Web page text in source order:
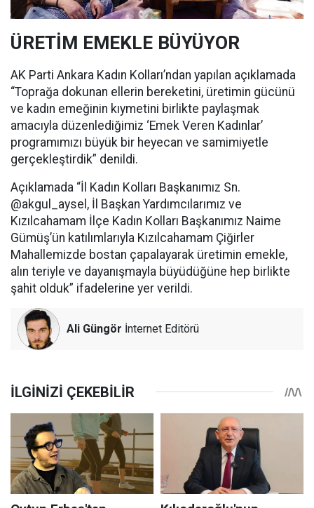
ÜRETİM EMEKLE BÜYÜYOR
AK Parti Ankara Kadın Kolları’ndan yapılan açıklamada
“Toprağa dokunan ellerin bereketini, üretimin gücünü
ve kadın emeğinin kıymetini birlikte paylaşmak
amacıyla düzenlediğimiz ‘Emek Veren Kadınlar’
programımızı büyük bir heyecan ve samimiyetle
gerçekleştirdik” denildi.
Açıklamada “İl Kadın Kolları Başkanımız Sn.
@akgul_aysel, İl Başkan Yardımcılarımız ve
Kızılcahamam İlçe Kadın Kolları Başkanımız Naime
Gümüş’ün katılımlarıyla Kızılcahamam Çiğirler
Mahallemizde bostan çapalayarak üretimin emekle,
alın teriyle ve dayanışmayla büyüdüğüne hep birlikte
şahit olduk” ifadelerine yer verildi.
Ali Güngör İnternet Editörü